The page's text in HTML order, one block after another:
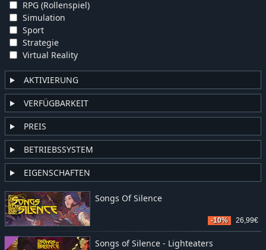
Songs Of Silence
-10% 26,99€
Songs of Silence - Lighteaters
RPG (Rollenspiel)
Simulation
Sport
Strategie
Virtual Reality
AKTIVIERUNG
VERFÜGBARKEIT
PREIS
BETRIEBSSYSTEM
EIGENSCHAFTEN